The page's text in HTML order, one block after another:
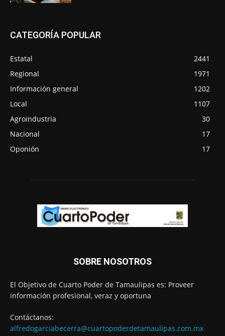
CATEGORÍA POPULAR
Estatal
2441
Regional
1971
Información general
1202
Local
1107
Agroindustria
30
Nacional
17
Oponión
17
SOBRE NOSOTROS
El Objetivo de Cuarto Poder de Tamaulipas es: Proveer
información profesional, veraz y oportuna
Contáctanos:
alfredogarciabecerra@cuartopoderdetamaulipas.com.mx